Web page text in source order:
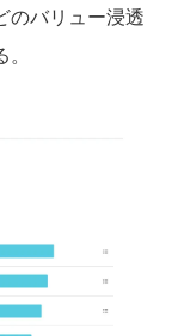
のバリュー浸透